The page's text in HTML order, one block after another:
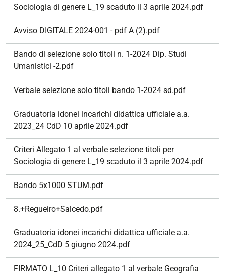
Sociologia di genere L_19 scaduto il 3 aprile 2024.pdf
Avviso DIGITALE 2024-001 - pdf A (2).pdf
Bando di selezione solo titoli n. 1-2024 Dip. Studi
Umanistici -2.pdf
Verbale selezione solo titoli bando 1-2024 sd.pdf
Graduatoria idonei incarichi didattica ufficiale a.a.
2023_24 CdD 10 aprile 2024.pdf
Criteri Allegato 1 al verbale selezione titoli per
Sociologia di genere L_19 scaduto il 3 aprile 2024.pdf
Bando 5x1000 STUM.pdf
8.+Regueiro+Salcedo.pdf
Graduatoria idonei incarichi didattica ufficiale a.a.
2024_25_CdD 5 giugno 2024.pdf
FIRMATO L_10 Criteri allegato 1 al verbale Geografia